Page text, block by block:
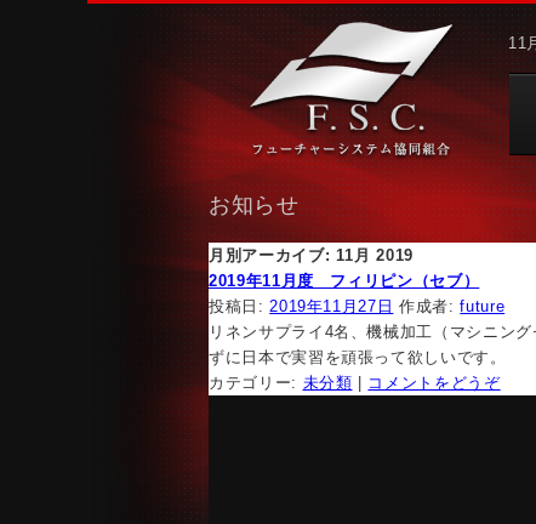
11
お知らせ
月別アーカイブ: 11月 2019
2019年11月度 フィリピン（セブ）
投稿日: 2019年11月27日 作成者: future
リネンサプライ4名、機械加工（マシニン
ずに日本で実習を頑張って欲しいです。
カテゴリー: 未分類 コメントをどうぞ